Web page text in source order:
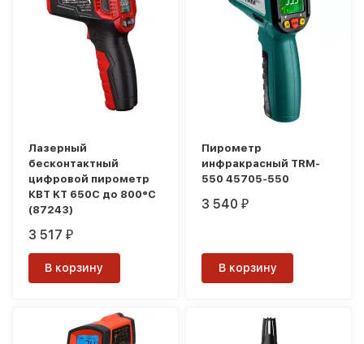
Лазерный
бесконтактный
цифровой пирометр
КВТ KT 650C до 800°C
(87243)
3 517₽
В корзину
Пирометр
инфракрасный TRM-
550 45705-550
3 540₽
В корзину